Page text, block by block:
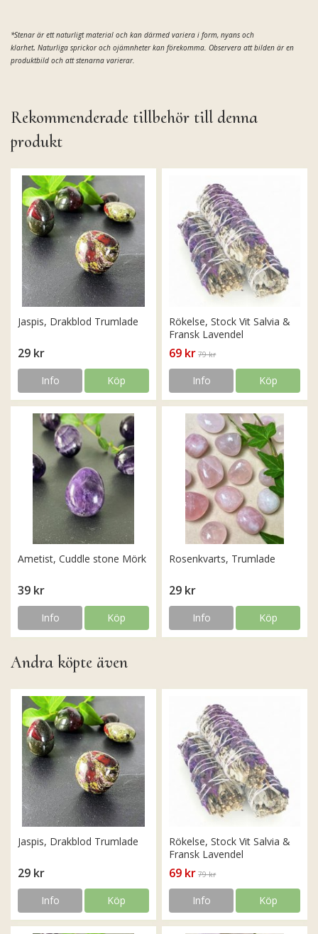
*Stenar är ett naturligt material och kan därmed variera i form, nyans och
klarhet. Naturliga sprickor och ojämnheter kan förekomma. Observera att bilden är en
produktbild och att stenarna varierar.
Rekommenderade tillbehör till denna
produkt
Jaspis, Drakblod Trumlade
29 kr
Info Köp
Rökelse, Stock Vit Salvia &
Fransk Lavendel
69 kr 79 kr
Info Köp
Ametist, Cuddle stone Mörk
39 kr
Info Köp
Rosenkvarts, Trumlade
29 kr
Info Köp
Andra köpte även
Jaspis, Drakblod Trumlade
29 kr
Info Köp
Rökelse, Stock Vit Salvia &
Fransk Lavendel
69 kr 79 kr
Info Köp